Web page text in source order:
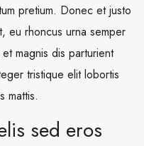
pretium. Donec et justo
eu rhoncus urna semper
magnis dis parturient
tristique elit lobortis
mattis.
sed eros